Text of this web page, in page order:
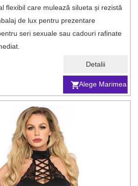
Alege Marimea
Detalii
flexibil care mulează silueta și rezistă
de lux pentru prezentare
seri sexuale sau cadouri rafinate